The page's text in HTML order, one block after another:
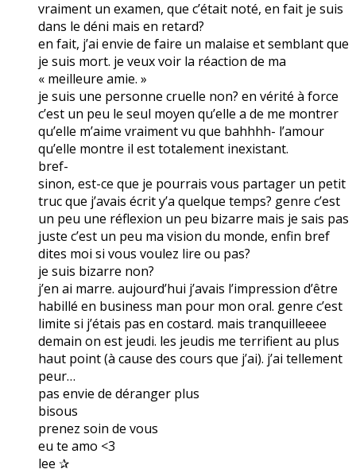
vraiment un examen, que c’était noté, en fait je suis
dans le déni mais en retard?
en fait, j’ai envie de faire un malaise et semblant que
je suis mort. je veux voir la réaction de ma
« meilleure amie. »
je suis une personne cruelle non? en vérité à force
c’est un peu le seul moyen qu’elle a de me montrer
qu’elle m’aime vraiment vu que bahhhh- l’amour
qu’elle montre il est totalement inexistant.
bref-
sinon, est-ce que je pourrais vous partager un petit
truc que j’avais écrit y’a quelque temps? genre c’est
un peu une réflexion un peu bizarre mais je sais pas
juste c’est un peu ma vision du monde, enfin bref
dites moi si vous voulez lire ou pas?
je suis bizarre non?
j’en ai marre. aujourd’hui j’avais l’impression d’être
habillé en business man pour mon oral. genre c’est
limite si j’étais pas en costard. mais tranquilleeee
demain on est jeudi. les jeudis me terrifient au plus
haut point (à cause des cours que j’ai). j’ai tellement
peur…
pas envie de déranger plus
bisous
prenez soin de vous
eu te amo <3
lee ✰